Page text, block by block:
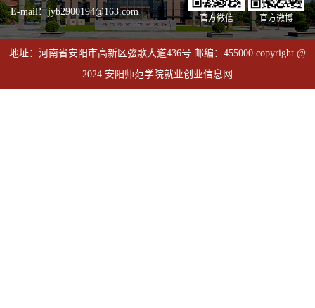
E-mail：jyb2900194@163.com
官方微信 官方微博
地址：河南省安阳市高新区弦歌大道436号 邮编：455000 copyright @
2024 安阳师范学院就业创业信息网